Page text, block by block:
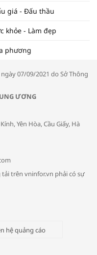
tiến thương mại: Khơi
cách phòng tránh bệnh
trong thời tiết giao mùa
cho em
giá - Đấu thầu
khỏe - Làm đẹp
phương
07/09/2021 do Sở Thông
ƯƠNG
Yên Hòa, Cầu Giấy, Hà
trên vninfor.vn phải có sự
hệ quảng cáo